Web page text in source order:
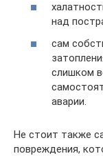
над
сам
слишком
аварии.
Не стоит также
повреждения,